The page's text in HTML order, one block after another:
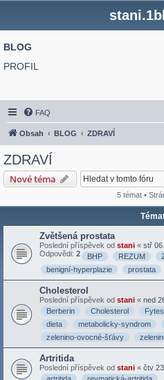
BLOG
PROFIL
FAQ
Obsah BLOG ZDRAVÍ
ZDRAVÍ
Nové téma
5 témat •
Zvětšená prostata
Poslední příspěvek od stani « stř
Odpovědi: 2 BHP REZUM
benigní-hyperplazie
prostata
Cholesterol
Poslední příspěvek od stani « ned
Berberin
Cholesterol
dieta
metabolicky-syndrom
zelenino-ovocné-šťávy
Artritida
Poslední příspěvek od stani « čtv